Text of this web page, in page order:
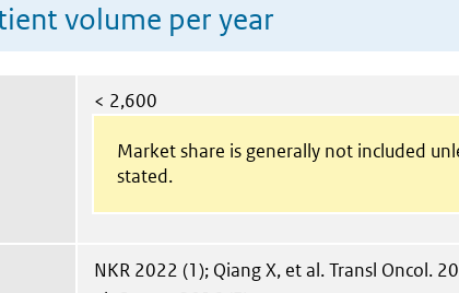
volume per year
< 2,600
Market share is generally not included
stated.
NKR 2022 (1); Qiang X, et al. Transl Oncol.